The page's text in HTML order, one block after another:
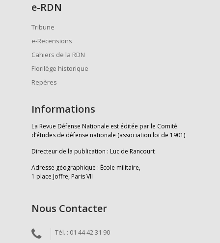
e-RDN
Tribune
e-Recensions
Cahiers de la RDN
Florilège historique
Repères
Informations
La Revue Défense Nationale est éditée par le Comité
d’études de défense nationale (association loi de 1901)
Directeur de la publication : Luc de Rancourt
Adresse géographique : École militaire,
1 place Joffre, Paris VII
Nous Contacter
Tél. : 01 44 42 31 90